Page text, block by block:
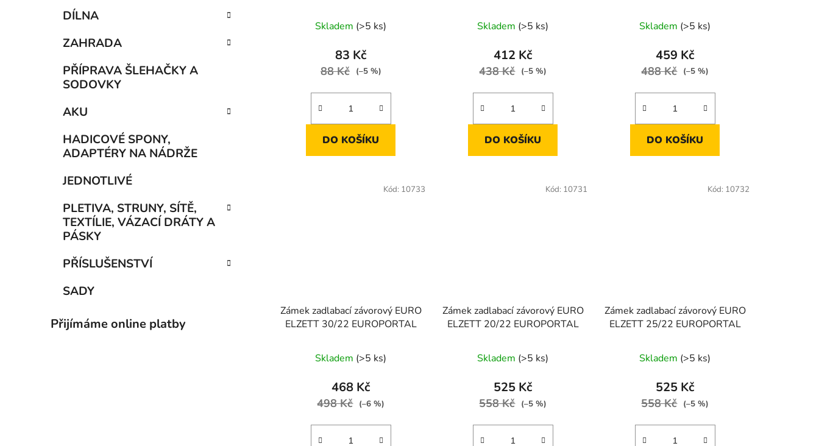
DÍLNA
ZAHRADA
PŘÍPRAVA ŠLEHAČKY A
SODOVKY
AKU
HADICOVÉ SPONY,
ADAPTÉRY NA NÁDRŽE
JEDNOTLIVÉ
PLETIVA, STRUNY, SÍTĚ,
TEXTÍLIE, VÁZACÍ DRÁTY A
PÁSKY
PŘÍSLUŠENSTVÍ
SADY
Přijímáme online platby
Skladem (>5 ks)
83 Kč
88 Kč (–5 %)
DO KOŠÍKU
Skladem (>5 ks)
412 Kč
438 Kč (–5 %)
DO KOŠÍKU
Skladem (>5 ks)
459 Kč
488 Kč (–5 %)
DO KOŠÍKU
Zámek zadlabací závorový EURO
ELZETT 30/22 EUROPORTAL
Skladem (>5 ks)
468 Kč
498 Kč (–6 %)
Kód: 10733
Zámek zadlabací závorový EURO
ELZETT 20/22 EUROPORTAL
Skladem (>5 ks)
525 Kč
558 Kč (–5 %)
Kód: 10731
Zámek zadlabací závorový EURO
ELZETT 25/22 EUROPORTAL
Skladem (>5 ks)
525 Kč
558 Kč (–5 %)
Kód: 10732